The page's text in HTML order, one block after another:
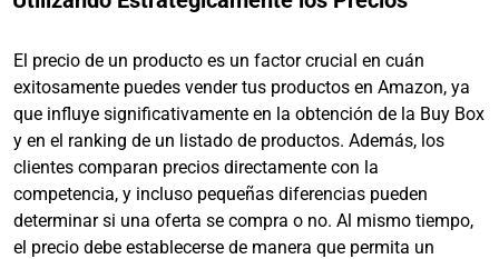
El precio de un producto es un factor crucial en cuán
exitosamente puedes vender tus productos en Amazon, ya
que influye significativamente en la obtención de la Buy Box
y en el ranking de un listado de productos. Además, los
clientes comparan precios directamente con la
competencia, y incluso pequeñas diferencias pueden
determinar si una oferta se compra o no. Al mismo tiempo,
el precio debe establecerse de manera que permita un